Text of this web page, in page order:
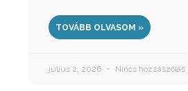
TOVÁBB OLVASOM »
július 2, 2026 Nincs hozzászólás